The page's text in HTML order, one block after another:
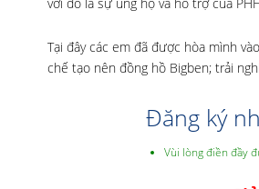
Tại đây các em đã được hòa mình
chế tạo nên đồng hồ Bigben; trải
Đăng ký
Vùi lòng điền đầy